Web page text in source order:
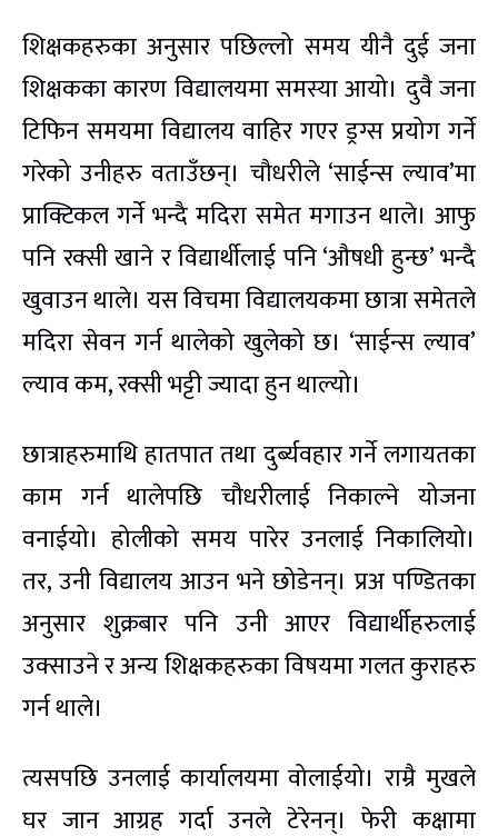
शिक्षकहरुका अनुसार पछिल्लो समय यीनै दुई जना
शिक्षकका कारण विद्यालयमा समस्या आयो। दुवै जना
टिफिन समयमा विद्यालय वाहिर गएर ड्रग्स प्रयोग गर्ने
गरेको उनीहरु वताउँछन्। चौधरीले ‘साईन्स ल्याव’मा
प्राक्टिकल गर्ने भन्दै मदिरा समेत मगाउन थाले। आफु
पनि रक्सी खाने र विद्यार्थीलाई पनि ‘औषधी हुन्छ’ भन्दै
खुवाउन थाले। यस विचमा विद्यालयकमा छात्रा समेतले
मदिरा सेवन गर्न थालेको खुलेको छ। ‘साईन्स ल्याव’
ल्याव कम, रक्सी भट्टी ज्यादा हुन थाल्यो।
छात्राहरुमाथि हातपात तथा दुर्ब्यवहार गर्ने लगायतका
काम गर्न थालेपछि चौधरीलाई निकाल्ने योजना
वनाईयो। होलीको समय पारेर उनलाई निकालियो।
तर, उनी विद्यालय आउन भने छोडेनन्। प्रअ पण्डितका
अनुसार शुक्रबार पनि उनी आएर विद्यार्थीहरुलाई
उक्साउने र अन्य शिक्षकहरुका विषयमा गलत कुराहरु
गर्न थाले।
त्यसपछि उनलाई कार्यालयमा वोलाईयो। राम्रै मुखले
घर जान आग्रह गर्दा उनले टेरेनन्। फेरी कक्षामा